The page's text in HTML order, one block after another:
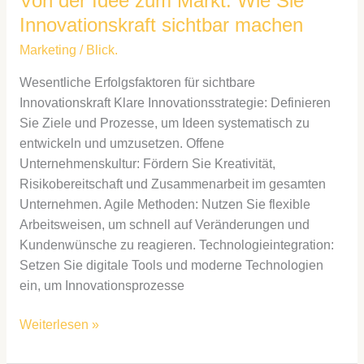
Innovationskraft sichtbar machen
Marketing / Blick.
Wesentliche Erfolgsfaktoren für sichtbare
Innovationskraft Klare Innovationsstrategie: Definieren
Sie Ziele und Prozesse, um Ideen systematisch zu
entwickeln und umzusetzen. Offene
Unternehmenskultur: Fördern Sie Kreativität,
Risikobereitschaft und Zusammenarbeit im gesamten
Unternehmen. Agile Methoden: Nutzen Sie flexible
Arbeitsweisen, um schnell auf Veränderungen und
Kundenwünsche zu reagieren. Technologieintegration:
Setzen Sie digitale Tools und moderne Technologien
ein, um Innovationsprozesse
Weiterlesen »